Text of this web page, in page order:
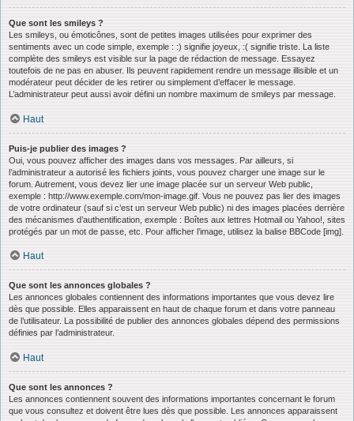
Que sont les smileys ?
Les smileys, ou émoticônes, sont de petites images utilisées pour exprimer des
sentiments avec un code simple, exemple : :) signifie joyeux, :( signifie triste. La liste
complète des smileys est visible sur la page de rédaction de message. Essayez
toutefois de ne pas en abuser. Ils peuvent rapidement rendre un message illisible et un
modérateur peut décider de les retirer ou simplement d’effacer le message.
L’administrateur peut aussi avoir défini un nombre maximum de smileys par message.
Haut
Puis-je publier des images ?
Oui, vous pouvez afficher des images dans vos messages. Par ailleurs, si
l’administrateur a autorisé les fichiers joints, vous pouvez charger une image sur le
forum. Autrement, vous devez lier une image placée sur un serveur Web public,
exemple : http://www.exemple.com/mon-image.gif. Vous ne pouvez pas lier des images
de votre ordinateur (sauf si c’est un serveur Web public) ni des images placées derrière
des mécanismes d’authentification, exemple : Boîtes aux lettres Hotmail ou Yahoo!, sites
protégés par un mot de passe, etc. Pour afficher l’image, utilisez la balise BBCode [img].
Haut
Que sont les annonces globales ?
Les annonces globales contiennent des informations importantes que vous devez lire
dès que possible. Elles apparaissent en haut de chaque forum et dans votre panneau
de l’utilisateur. La possibilité de publier des annonces globales dépend des permissions
définies par l’administrateur.
Haut
Que sont les annonces ?
Les annonces contiennent souvent des informations importantes concernant le forum
que vous consultez et doivent être lues dès que possible. Les annonces apparaissent